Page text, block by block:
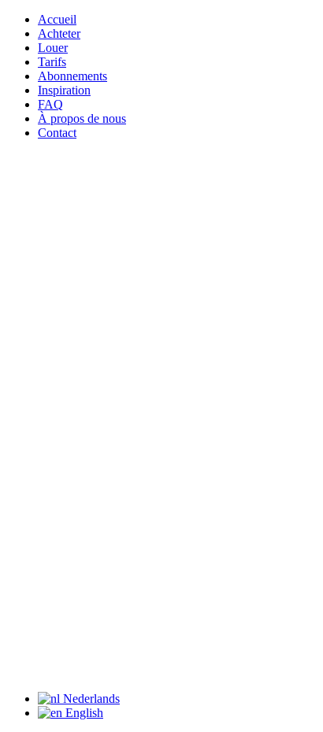
Accueil
Achteter
Louer
Tarifs
Abonnements
Inspiration
FAQ
À propos de nous
Contact
Nederlands
English